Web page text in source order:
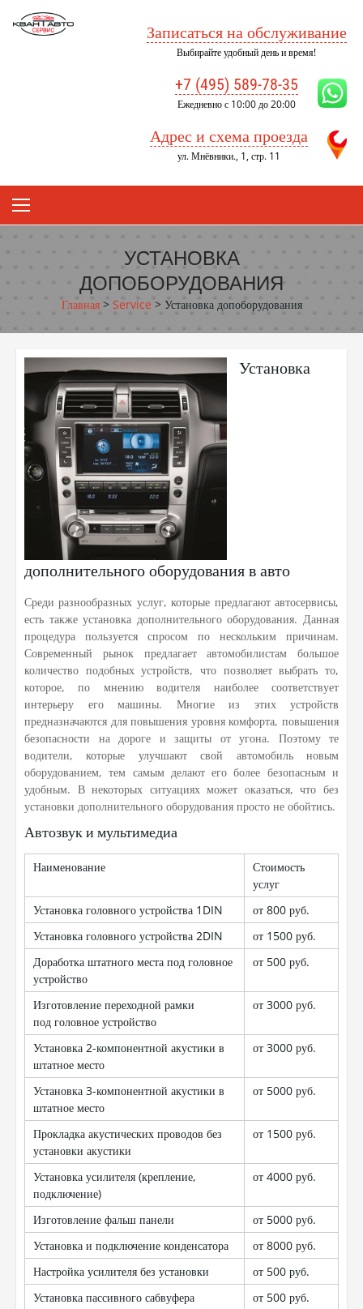
Записаться на обслуживание
Выбирайте удобный день и время!
+7 (495) 589-78-35
Ежедневно с 10:00 до 20:00
Адрес и схема проезда
ул. Мнёвники., 1, стр. 11
УСТАНОВКА
ДОПОБОРУДОВАНИЯ
Главная> Service> Установка допоборудования
Установка
дополнительного оборудования в авто
Среди разнообразных услуг, которые предлагают автосервисы,
есть также установка дополнительного оборудования. Данная
процедура пользуется спросом по нескольким причинам.
Современный рынок предлагает автомобилистам большое
количество подобных устройств, что позволяет выбрать то,
которое, по мнению водителя наиболее соответствует
интерьеру его машины. Многие из этих устройств
предназначаются для повышения уровня комфорта, повышения
безопасности на дороге и защиты от угона. Поэтому те
водители, которые улучшают свой автомобиль новым
оборудованием, тем самым делают его более безопасным и
удобным. В некоторых ситуациях может оказаться, что без
установки дополнительного оборудования просто не обойтись.
Автозвук и мультимедиа
Наименование
Стоимость
услуг
Установка головного устройства 1DIN
от 800 руб.
Установка головного устройства 2DIN
от 1500 руб.
Доработка штатного места под головное
устройство
от 500 руб.
Изготовление переходной рамки
под головное устройство
от 3000 руб.
Установка 2-компонентной акустики в
штатное место
от 3000 руб.
Установка 3-компонентной акустики в
штатное место
от 5000 руб.
Прокладка акустических проводов без
установки акустики
от 1500 руб.
Установка усилителя (крепление,
подключение)
от 4000 руб.
Изготовление фальш панели
от 5000 руб.
Установка и подключение конденсатора
от 8000 руб.
Настройка усилителя без установки
от 500 руб.
Установка пассивного сабвуфера
от 500 руб.